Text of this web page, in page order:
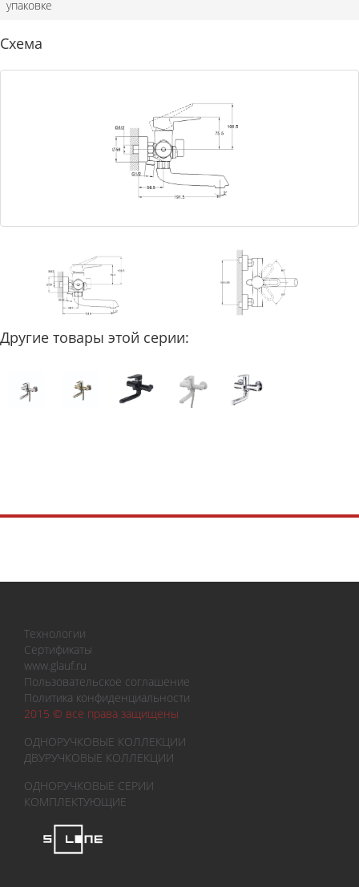
упаковке
Схема
Другие товары этой серии:
Технологии
Сертификаты
www.glauf.ru
Пользовательское соглашение
Политика конфиденциальности
2015 © все права защищены
ОДНОРУЧКОВЫЕ КОЛЛЕКЦИИ
ДВУРУЧКОВЫЕ КОЛЛЕКЦИИ
ОДНОРУЧКОВЫЕ СЕРИИ
КОМПЛЕКТУЮЩИЕ